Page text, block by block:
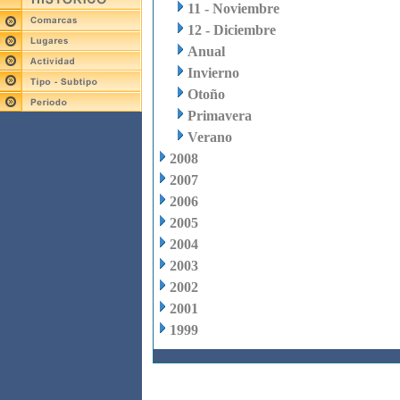
11 - Noviembre
12 - Diciembre
Anual
Invierno
Otoño
Primavera
Verano
2008
2007
2006
2005
2004
2003
2002
2001
1999